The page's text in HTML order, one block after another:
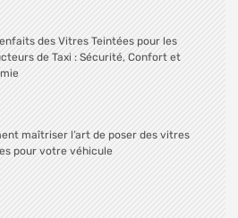
des Vitres Teintées pour les
de Taxi : Sécurité, Confort et
maîtriser l’art de poser des vitres
pour votre véhicule